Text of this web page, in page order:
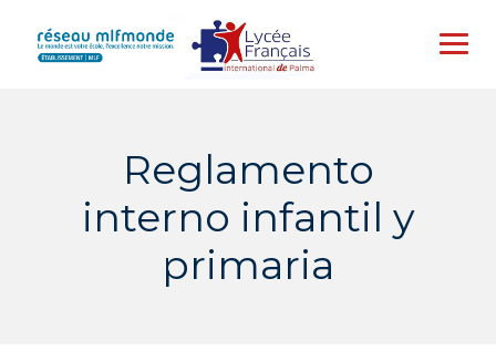
content
Reglamento
interno infantil y
primaria